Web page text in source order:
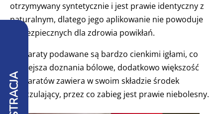
otrzymywany syntetycznie i jest prawie identyczny z
naturalnym, dlatego jego aplikowanie nie powoduje
niebezpiecznych dla zdrowia powikłań.
Preparaty podawane są bardzo cienkimi igłami, co
zmniejsza doznania bólowe, dodatkowo większość
preparatów zawiera w swoim składzie środek
znieczulający, przez co zabieg jest prawie niebolesny.